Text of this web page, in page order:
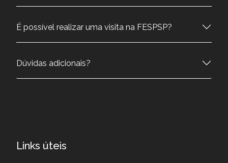
É possível realizar uma visita na FESPSP?
Dúvidas adicionais?
Links úteis